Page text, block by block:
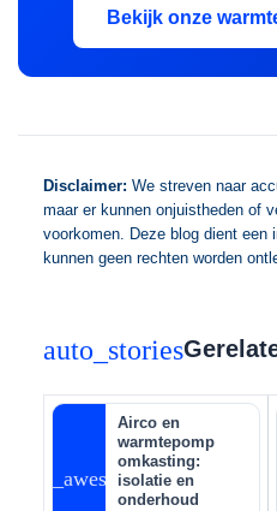
Bekijk onze
Disclaimer: We streven naar
maar er kunnen onjuistheden of
voorkomen. Deze blog dient een
kunnen geen rechten worden
auto_stories
auto_awesome
Airco en
warmtepomp
omkasting:
isolatie en
onderhoud